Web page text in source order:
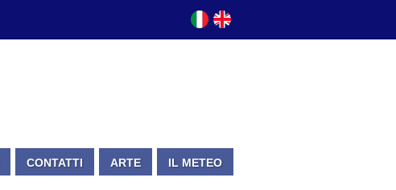
CONTATTI ARTE IL METEO